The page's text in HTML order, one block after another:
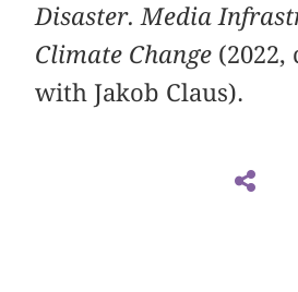
Disaster. Media
Climate Change (2022,
with Jakob Claus).